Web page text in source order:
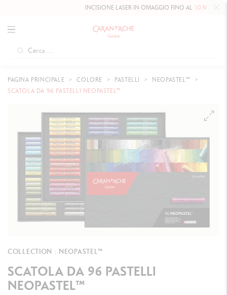
INCISIONE LASER IN OMAGGIO FINO AL10 MAGGIO
PAGINA PRINCIPALE COLORE PASTELLI
NEOPASTEL™
SCATOLA DA 96 PASTELLI NEOPASTEL™
COLLECTION : NEOPASTEL™
SCATOLA DA 96 PASTELLI
NEOPASTEL™